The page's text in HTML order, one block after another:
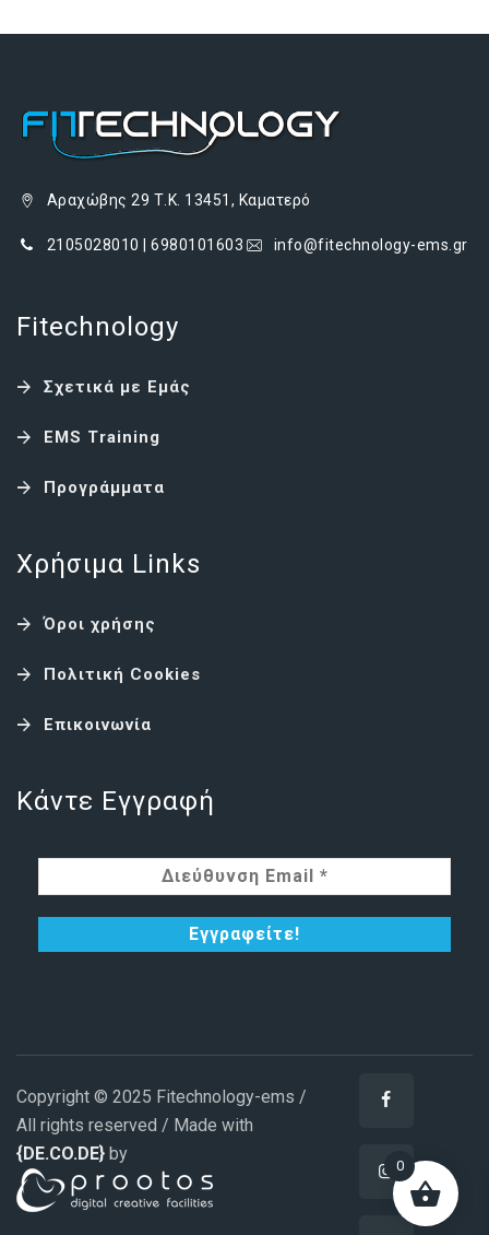
Αραχώβης 29 Τ.Κ. 13451, Καματερό
2105028010 | 6980101603 info@fitechnology-ems.gr
Fitechnology
Σχετικά με Εμάς
EMS Training
Προγράμματα
Χρήσιμα Links
Όροι χρήσης
Πολιτική Cookies
Επικοινωνία
Κάντε Εγγραφή
Copyright © 2025 Fitechnology-ems /
All rights reserved / Made with
{DE.CO.DE} by
0